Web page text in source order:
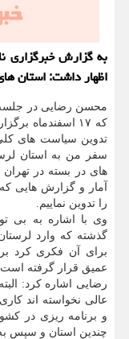
به گزارش خبرگزاری
اظهار داشت: استان
محسن رضایی در جلسه
که ۱۷ اسفندماه
تدوین سیاست های کلی
سفر من به استان
های در بسته در
آمار و گزارش هایی
را تدوین نماییم.
وی با اشاره به بی
گذشته که وارد
برای آن فکری کرد
عمیق قرار گرفته است.
رضایی اشاره کرد:
عالی نخواسته اند
و برنامه ریزی در
چندین استان و سپس